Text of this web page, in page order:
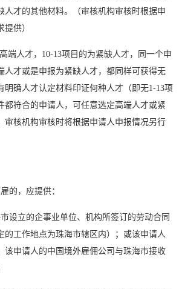
人才的其他材料。（审核机构审核时根据申
供）
端人才，10-13项目的为紧缺人才，同一个申
人才或是申报为紧缺人才，都同样可获得无
明确人才认定材料印证何种人才（即无1-13项
都符合的申请人，可任意选定高端人才或紧
审核机构审核时将根据申请人申报情况另行
的，应提供：
市设立的企事业单位、机构所签订的劳动合同
的工作地点为珠海市辖区内）；或该申请人
该申请人的中国境外雇佣公司与珠海市接收